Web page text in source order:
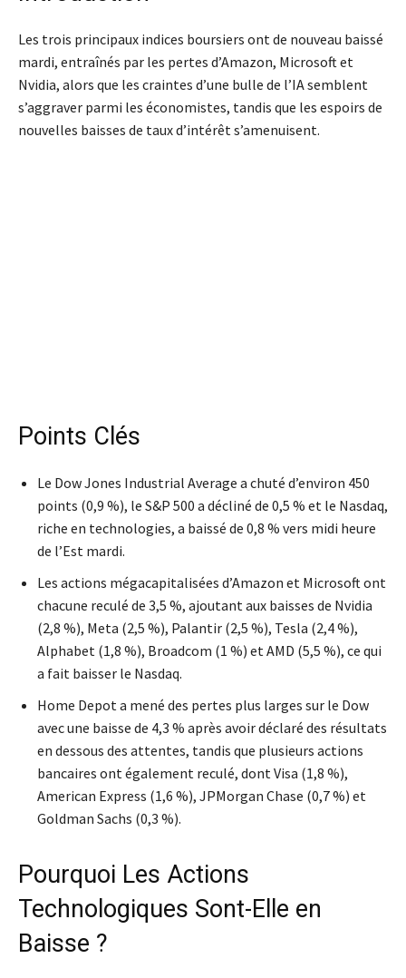
Les trois principaux indices boursiers ont de nouveau baissé
mardi, entraînés par les pertes d’Amazon, Microsoft et
Nvidia, alors que les craintes d’une bulle de l’IA semblent
s’aggraver parmi les économistes, tandis que les espoirs de
nouvelles baisses de taux d’intérêt s’amenuisent.
Points Clés
Le Dow Jones Industrial Average a chuté d’environ 450
points (0,9 %), le S&P 500 a décliné de 0,5 % et le Nasdaq,
riche en technologies, a baissé de 0,8 % vers midi heure
de l’Est mardi.
Les actions mégacapitalisées d’Amazon et Microsoft ont
chacune reculé de 3,5 %, ajoutant aux baisses de Nvidia
(2,8 %), Meta (2,5 %), Palantir (2,5 %), Tesla (2,4 %),
Alphabet (1,8 %), Broadcom (1 %) et AMD (5,5 %), ce qui
a fait baisser le Nasdaq.
Home Depot a mené des pertes plus larges sur le Dow
avec une baisse de 4,3 % après avoir déclaré des résultats
en dessous des attentes, tandis que plusieurs actions
bancaires ont également reculé, dont Visa (1,8 %),
American Express (1,6 %), JPMorgan Chase (0,7 %) et
Goldman Sachs (0,3 %).
Pourquoi Les Actions
Technologiques Sont-Elle en
Baisse ?